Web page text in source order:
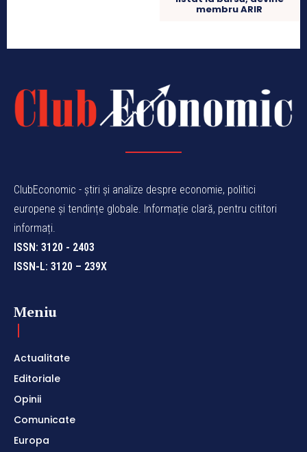
membru ARIR
ClubEconomic - știri și analize despre economie, politici
europene și tendințe globale. Informație clară, pentru cititori
informați.
ISSN: 3120 - 2403
ISSN-L: 3120 – 239X
Meniu
Actualitate
Editoriale
Opinii
Comunicate
Europa